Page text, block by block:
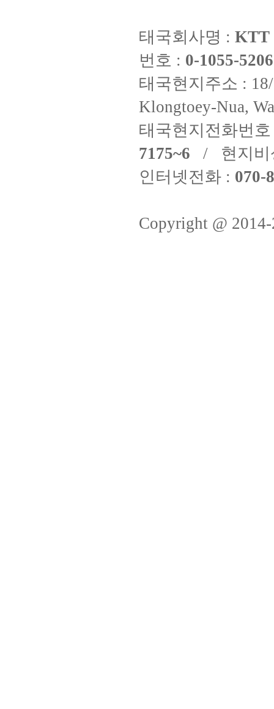
태국회사명 : KTT
번호 : 0-1055-
태국현지주소 :
Klongtoey-Nua,
태국현지전화번
7175~6 / 현지비
인터넷전화 : 070-
Copyright @